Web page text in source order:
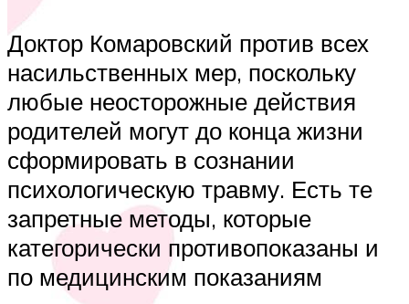
Доктор Комаровский против всех
насильственных мер, поскольку
любые неосторожные действия
родителей могут до конца жизни
сформировать в сознании
психологическую травму. Есть те
запретные методы, которые
категорически противопоказаны и
по медицинским показаниям